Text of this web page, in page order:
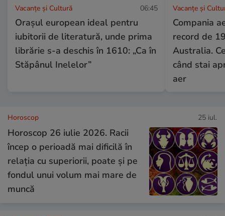
Vacanțe și Cultură 06:45
Orașul european ideal pentru
iubitorii de literatură, unde prima
librărie s-a deschis în 1610: „Ca în
Stăpânul Inelelor”
Vacanțe și
Compania
record de
Australia.
când stai
aer
Horoscop 25 iul.
Horoscop 26 iulie 2026. Racii
încep o perioadă mai dificilă în
relația cu superiorii, poate și pe
fondul unui volum mai mare de
muncă